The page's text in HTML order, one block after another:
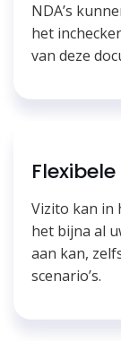
NDA’s
het
van deze
Vizito kan in
het bijna al
aan kan,
scenario’s.